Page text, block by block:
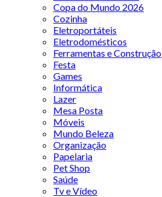
Copa do Mundo 2026
Cozinha
Eletroportáteis
Eletrodomésticos
Ferramentas e Construção
Festa
Games
Informática
Lazer
Mesa Posta
Móveis
Mundo Beleza
Organização
Papelaria
Pet Shop
Saúde
Tv e Vídeo